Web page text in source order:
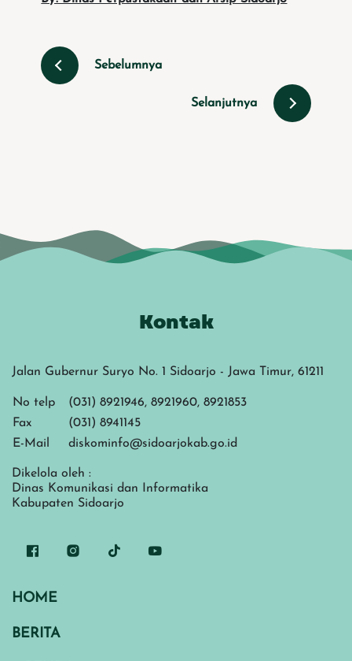
Sebelumnya
Selanjutnya
Kontak
Jalan Gubernur Suryo No. 1 Sidoarjo - Jawa Timur, 61211
No telp
(031) 8921946, 8921960, 8921853
Fax
(031) 8941145
E-Mail
diskominfo@sidoarjokab.go.id
Dikelola oleh :
Dinas Komunikasi dan Informatika
Kabupaten Sidoarjo
HOME
BERITA